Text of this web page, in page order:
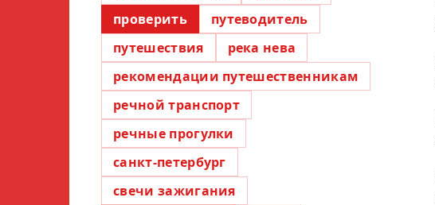
проверить
путеводитель
путешествия
река нева
рекомендации путешественникам
речной транспорт
речные прогулки
санкт-петербург
свечи зажигания